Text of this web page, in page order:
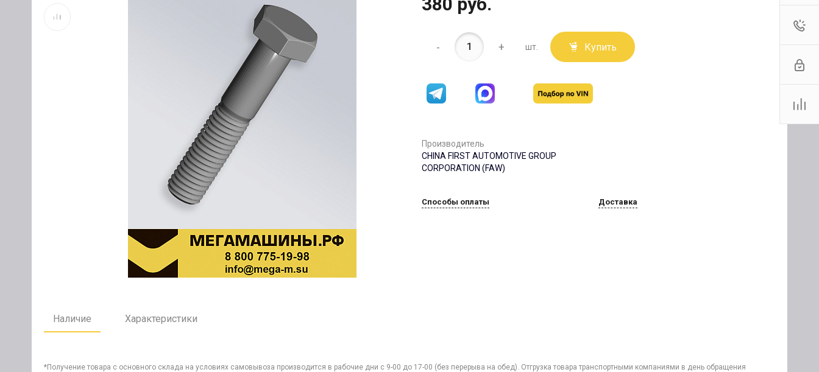
- + шт. Купить
Производитель
CHINA FIRST AUTOMOTIVE GROUP
CORPORATION (FAW)
Способы оплаты Доставка
Наличие Характеристики
*Получение товара с основного склада на условиях самовывоза производится в рабочие дни с 9-00 до 17-00 (без перерыва на обед). Отгрузка товара транспортными компаниями в день обращения